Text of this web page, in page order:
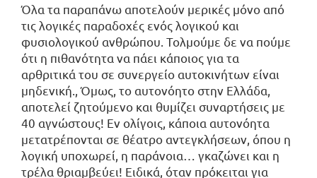
Όλα τα παραπάνω αποτελούν μερικές μόνο από
τις λογικές παραδοχές ενός λογικού και
φυσιολογικού ανθρώπου. Τολμούμε δε να πούμε
ότι η πιθανότητα να πάει κάποιος για τα
αρθριτικά του σε συνεργείο αυτοκινήτων είναι
μηδενική., Όμως, το αυτονόητο στην Ελλάδα,
αποτελεί ζητούμενο και θυμίζει συναρτήσεις με
40 αγνώστους! Εν ολίγοις, κάποια αυτονόητα
μετατρέπονται σε θέατρο αντεγκλήσεων, όπου η
λογική υποχωρεί, η παράνοια… γκαζώνει και η
τρέλα θριαμβεύει! Ειδικά, όταν πρόκειται για